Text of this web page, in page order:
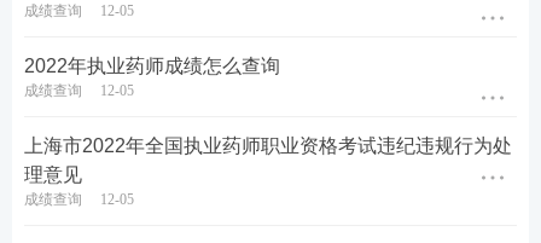
成绩查询 12-05
2022年执业药师成绩怎么查询
成绩查询 12-05
上海市2022年全国执业药师职业资格考试违纪违规行为处
理意见
成绩查询 12-05